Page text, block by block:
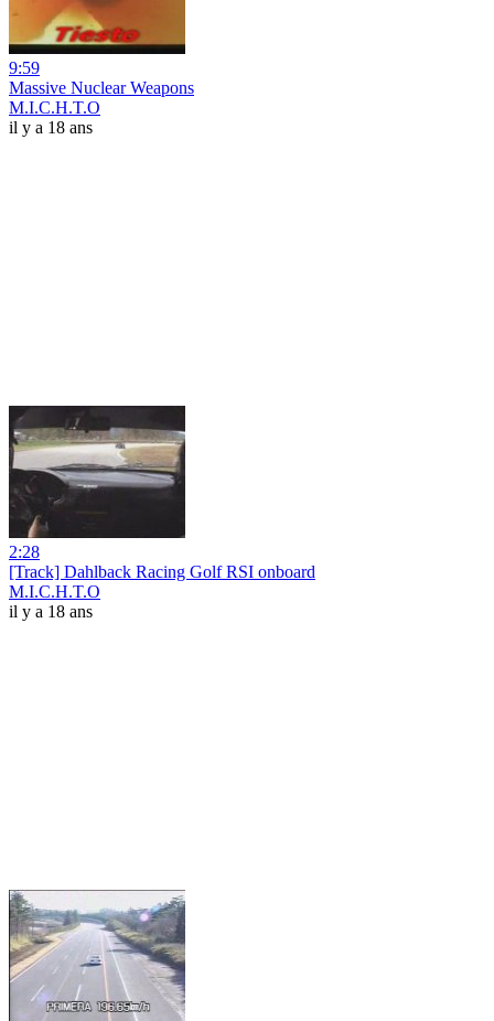
9:59
Massive Nuclear Weapons
M.I.C.H.T.O
il y a 18 ans
2:28
[Track] Dahlback Racing Golf RSI onboard
M.I.C.H.T.O
il y a 18 ans